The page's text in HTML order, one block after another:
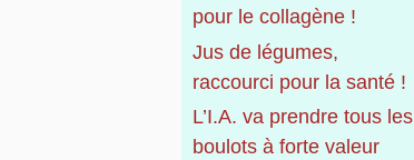
pour le collagène !
Jus de légumes,
raccourci pour la santé !
L’I.A. va prendre tous les
boulots à forte valeur